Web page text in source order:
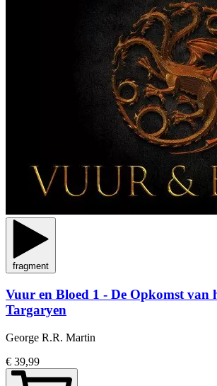
fragment
Vuur en Bloed 1 - De Opkomst van
Targaryen
George R.R. Martin
€ 39,99